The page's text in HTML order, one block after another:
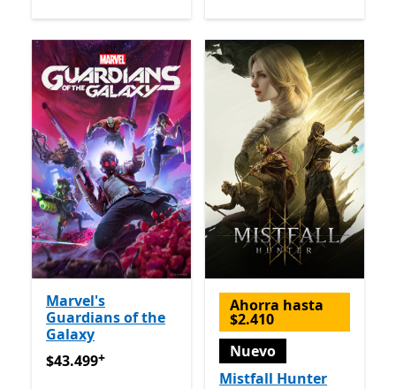
Marvel's
Guardians of the
Galaxy
$43.499Ofrece compras dentro de la aplicación
$43.499+
Ahorra hasta
$2.410
Nuevo
Mistfall Hunter